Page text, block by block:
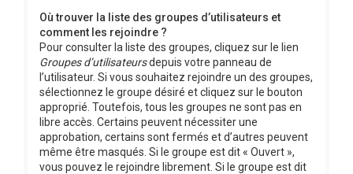
Où trouver la liste des groupes d’utilisateurs et
comment les rejoindre ?
Pour consulter la liste des groupes, cliquez sur le lien
Groupes d’utilisateursdepuis votre panneau de
l’utilisateur. Si vous souhaitez rejoindre un des groupes,
sélectionnez le groupe désiré et cliquez sur le bouton
approprié. Toutefois, tous les groupes ne sont pas en
libre accès. Certains peuvent nécessiter une
approbation, certains sont fermés et d’autres peuvent
même être masqués. Si le groupe est dit « Ouvert »,
vous pouvez le rejoindre librement. Si le groupe est dit